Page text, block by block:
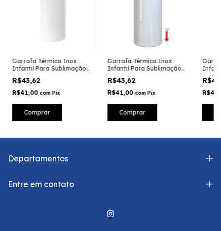
Garrafa Térmica Inox
Infantil Para Sublimação
Tampa Rosa e Verde -
350ml
R$43,62
R$41,00 com Pix
Garrafa Térmica Inox
Infantil Para Sublimação
Tampa Vermelho e Preto -
350ml
R$43,62
R$41,00 com Pix
350ml
Departamentos
Entre em contato